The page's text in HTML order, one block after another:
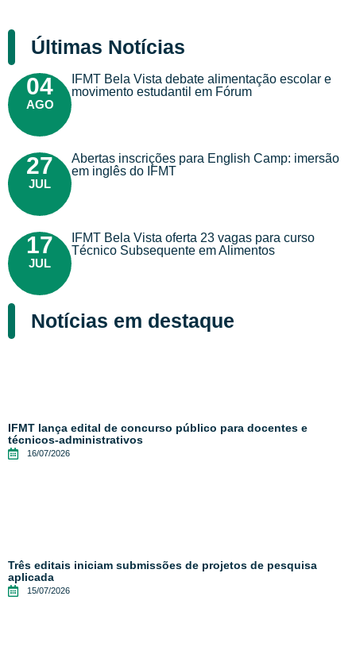
Últimas Notícias
04
AGO
IFMT Bela Vista debate alimentação escolar e
movimento estudantil em Fórum
27
JUL
Abertas inscrições para English Camp: imersão
em inglês do IFMT
17
JUL
IFMT Bela Vista oferta 23 vagas para curso
Técnico Subsequente em Alimentos
Notícias em destaque
IFMT lança edital de concurso público para docentes e
técnicos-administrativos
16/07/2026
Três editais iniciam submissões de projetos de pesquisa
aplicada
15/07/2026